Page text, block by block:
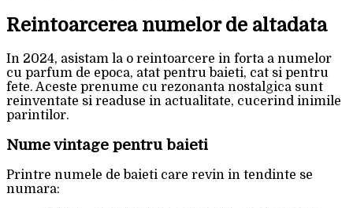
Reintoarcerea numelor de altadata
In 2024, asistam la o reintoarcere in forta a numelor
cu parfum de epoca, atat pentru baieti, cat si pentru
fete. Aceste prenume cu rezonanta nostalgica sunt
reinventate si readuse in actualitate, cucerind inimile
parintilor.
Nume vintage pentru baieti
Printre numele de baieti care revin in tendinte se
numara: